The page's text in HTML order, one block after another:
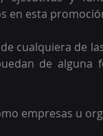
en esta
cualquiera de
de
empresas u